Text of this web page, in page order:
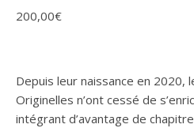
200,00€
Depuis leur naissance en 2020,
Originelles n’ont cessé de
intégrant d’avantage de